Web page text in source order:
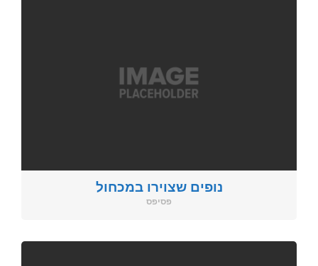
נופים שצוירו במכחול
פסיפס